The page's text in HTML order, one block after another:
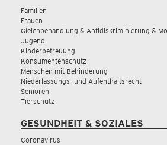
Familien
Frauen
Gleichbehandlung & Antidiskriminierung &
Jugend
Kinderbetreuung
Konsumentenschutz
Menschen mit Behinderung
Niederlassungs- und Aufenthaltsrecht
Senioren
Tierschutz
GESUNDHEIT & SOZIALES
Coronavirus